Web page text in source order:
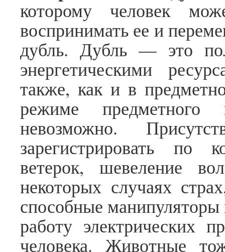
которому человек
воспринимать ее и
дубль. Дубль — это
энергетическими
также, как и в
режиме предметного
невозможно.
зарегистрировать по
ветерок, шевеление
некоторых случаях
способные
работу электрических
человека. Животные